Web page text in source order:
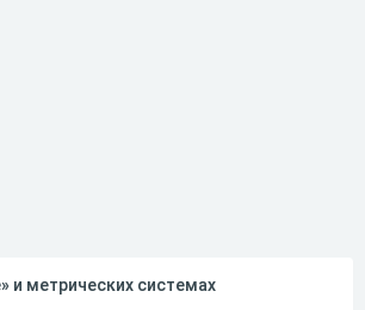
и метрических системах